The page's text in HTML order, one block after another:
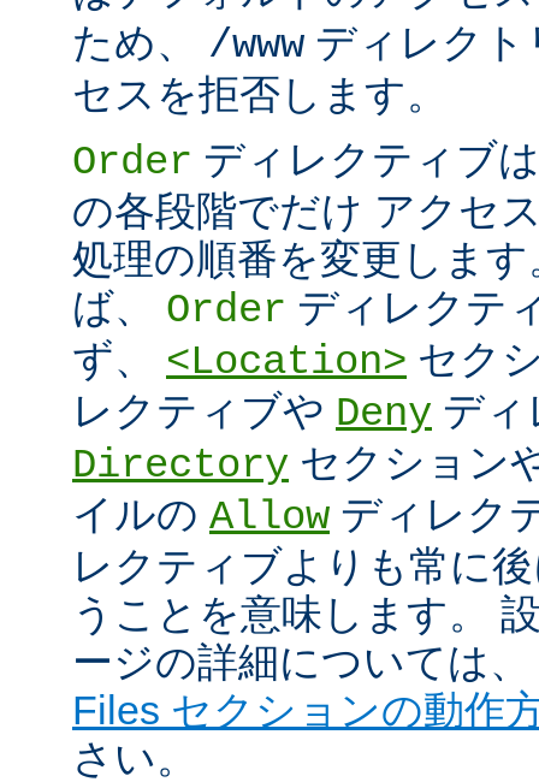
ため、 /www ディレク
セスを拒否します。
Order ディレクティブ
の各段階でだけ アクセ
処理の順番を変更しま
ば、 Order ディレクテ
ず、 <Location> セク
レクティブや Deny ディ
Directory セクション
イルの Allow ディレク
レクティブよりも常に
うことを意味します。
ージの詳細については
Files セクションの動作
さい。